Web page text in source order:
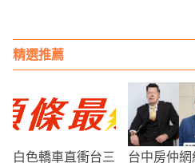
精選推薦
白色轎車直衝台三
台中房仲網